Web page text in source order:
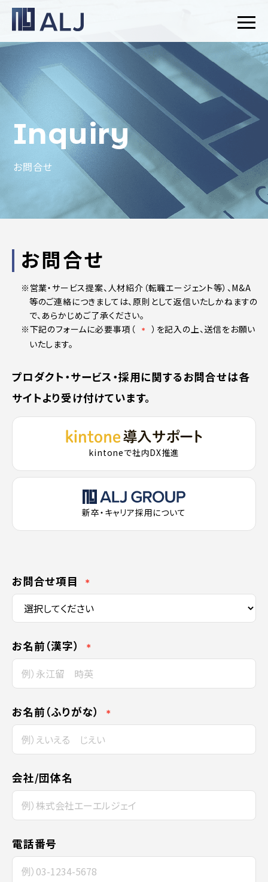
Inquiry
お問合せ
お問合せ
※営業・サービス提案、人材紹介（転職エージェント等）、M&A
等のご連絡につきましては、原則として返信いたしかねますの
で、あらかじめご了承ください。
※下記のフォームに必要事項（
＊
）を記入の上、送信をお願い
いたします。
プロダクト・サービス・採用に関するお問合せは各
サイトより受け付けています。
kintoneで社内DX推進
新卒・キャリア採用について
お問合せ項目 ＊
お名前（漢字） ＊
お名前（ふりがな） ＊
会社/団体名
電話番号